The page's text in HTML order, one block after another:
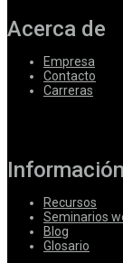
Acerca de
Empresa
Contacto
Carreras
Información
Recursos
Seminarios
Blog
Glosario